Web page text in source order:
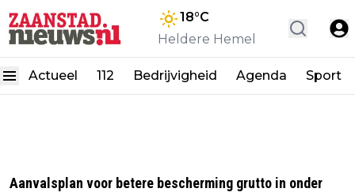
18°C
Heldere Hemel
Actueel 112 Bedrijvigheid Agenda Sport
Aanvalsplan voor betere bescherming grutto in onder